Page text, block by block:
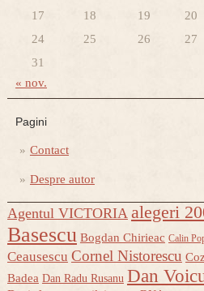
17
18 19 20
24
25 26 27
31
« nov.
Pagini
Contact
Despre autor
Agentul VICTORIA alegeri
Basescu Bogdan Chirieac Calin
Ceausescu Cornel Nistorescu
Badea Dan Radu Rusanu Dan